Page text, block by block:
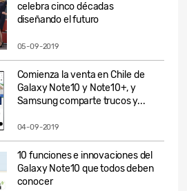
celebra cinco décadas
diseñando el futuro
05-09-2019
Comienza la venta en Chile de
Galaxy Note10 y Note10+, y
Samsung comparte trucos y...
04-09-2019
10 funciones e innovaciones del
Galaxy Note10 que todos deben
conocer